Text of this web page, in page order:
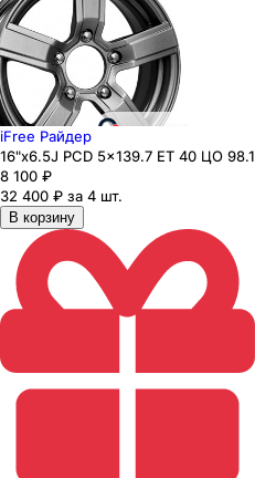
iFree Райдер
16"x6.5J PCD 5x139.7 ЕТ 40 ЦО 98.1
8 100 ₽
32 400 ₽ за 4 шт.
В корзину